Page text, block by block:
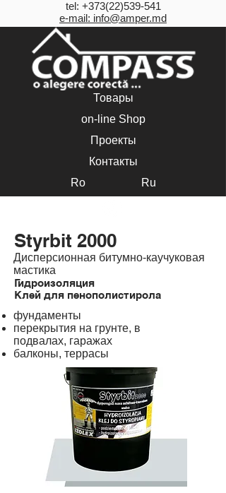
tel: +373(22)539-541
e-mail: info@amper.md
Товары
on-line Shop
Проекты
Контакты
Ro
Ru
Styrbit 2000
Дисперсионная битумно-каучуковая
мастика
Гидроизоляция
Клей для пенополистирола
фундаменты
перекрытия на грунте, в
подвалах, гаражах
балконы, террасы